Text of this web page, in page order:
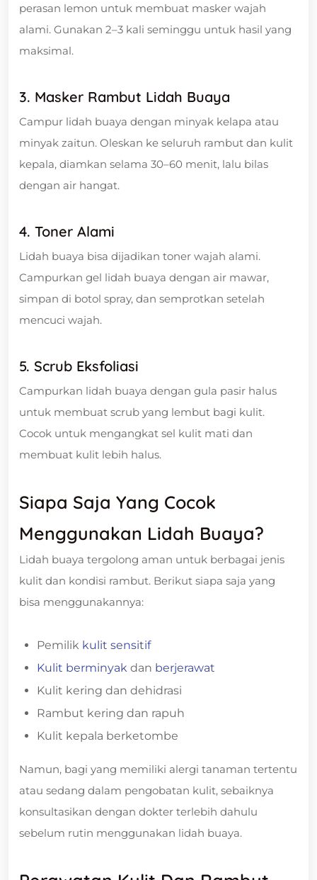
perasan lemon untuk membuat masker wajah
alami. Gunakan 2–3 kali seminggu untuk hasil yang
maksimal.
3. Masker Rambut Lidah Buaya
Campur lidah buaya dengan minyak kelapa atau
minyak zaitun. Oleskan ke seluruh rambut dan kulit
kepala, diamkan selama 30–60 menit, lalu bilas
dengan air hangat.
4. Toner Alami
Lidah buaya bisa dijadikan toner wajah alami.
Campurkan gel lidah buaya dengan air mawar,
simpan di botol spray, dan semprotkan setelah
mencuci wajah.
5. Scrub Eksfoliasi
Campurkan lidah buaya dengan gula pasir halus
untuk membuat scrub yang lembut bagi kulit.
Cocok untuk mengangkat sel kulit mati dan
membuat kulit lebih halus.
Siapa Saja Yang Cocok
Menggunakan Lidah Buaya?
Lidah buaya tergolong aman untuk berbagai jenis
kulit dan kondisi rambut. Berikut siapa saja yang
bisa menggunakannya:
Pemilik kulit sensitif
Kulit berminyak dan berjerawat
Kulit kering dan dehidrasi
Rambut kering dan rapuh
Kulit kepala berketombe
Namun, bagi yang memiliki alergi tanaman tertentu
atau sedang dalam pengobatan kulit, sebaiknya
konsultasikan dengan dokter terlebih dahulu
sebelum rutin menggunakan lidah buaya.